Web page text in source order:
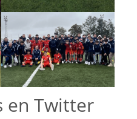
en Twitter